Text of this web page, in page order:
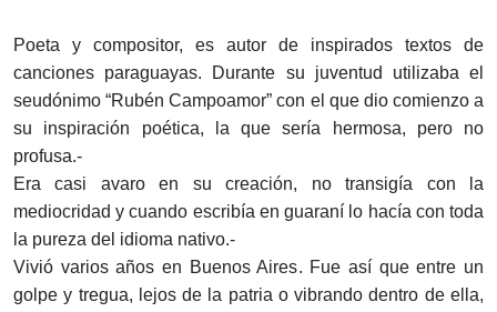
Poeta y compositor, es autor de inspirados textos de
canciones paraguayas. Durante su juventud utilizaba el
seudónimo “Rubén Campoamor” con el que dio comienzo a
su inspiración poética, la que sería hermosa, pero no
profusa.-
Era casi avaro en su creación, no transigía con la
mediocridad y cuando escribía en guaraní lo hacía con toda
la pureza del idioma nativo.-
Vivió varios años en Buenos Aires. Fue así que entre un
golpe y tregua, lejos de la patria o vibrando dentro de ella,